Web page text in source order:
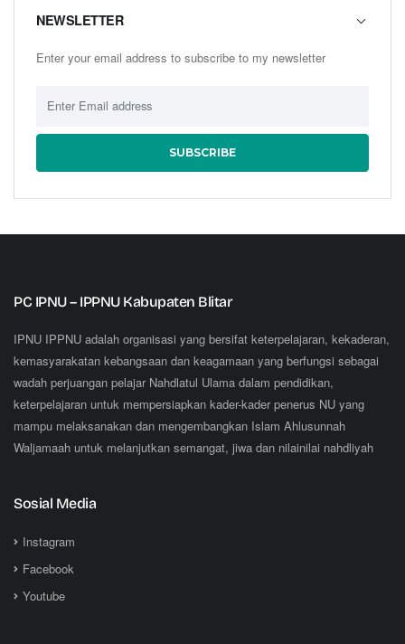
NEWSLETTER
Enter your email address to subscribe to my newsletter
SUBSCRIBE
PC IPNU – IPPNU Kabupaten Blitar
IPNU IPPNU adalah organisasi yang bersifat keterpelajaran, kekaderan,
kemasyarakatan kebangsaan dan keagamaan yang berfungsi sebagai
wadah perjuangan pelajar Nahdlatul Ulama dalam pendidikan,
keterpelajaran untuk mempersiapkan kader-kader penerus NU yang
mampu melaksanakan dan mengembangkan Islam Ahlusunnah
Waljamaah untuk melanjutkan semangat, jiwa dan nilainilai nahdliyah
Sosial Media
Instagram
Facebook
Youtube